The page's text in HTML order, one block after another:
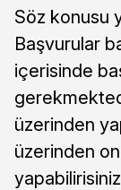
Söz konusu
Başvurular
içerisinde
üzerinden
üzerinden